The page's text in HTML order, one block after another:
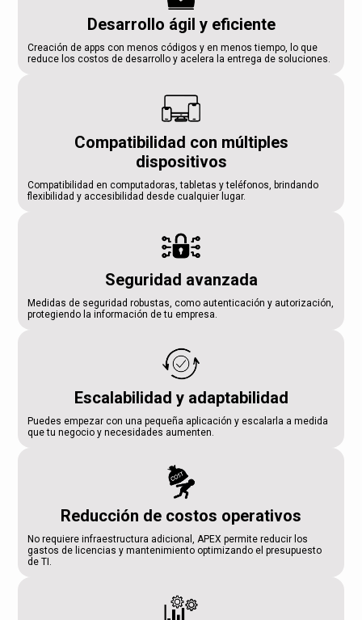
Desarrollo ágil y eficiente
Creación de apps con menos códigos y en menos tiempo, lo que
reduce los costos de desarrollo y acelera la entrega de soluciones.
Compatibilidad con múltiples
dispositivos
Compatibilidad en computadoras, tabletas y teléfonos, brindando
flexibilidad y accesibilidad desde cualquier lugar.
Seguridad avanzada
Medidas de seguridad robustas, como autenticación y autorización,
protegiendo la información de tu empresa.
Escalabilidad y adaptabilidad
Puedes empezar con una pequeña aplicación y escalarla a medida
que tu negocio y necesidades aumenten.
Reducción de costos operativos
No requiere infraestructura adicional, APEX permite reducir los
gastos de licencias y mantenimiento optimizando el presupuesto
de TI.